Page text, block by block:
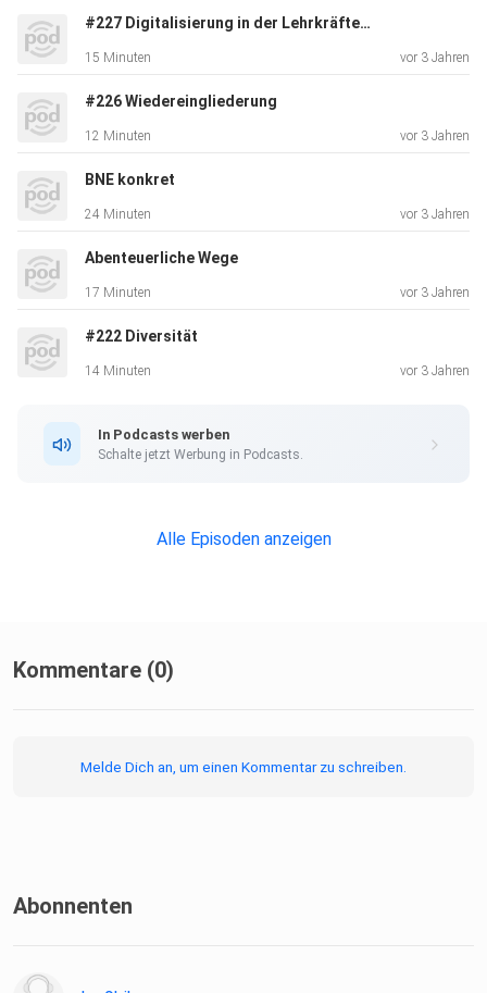
Erstsemester bis
zum Profi.
#227 Digitalisierung in der Lehrkräfteausbildung
15 Minuten vor 3 Jahren
#226 Wiedereingliederung
12 Minuten vor 3 Jahren
BNE konkret
24 Minuten vor 3 Jahren
Abenteuerliche Wege
17 Minuten vor 3 Jahren
#222 Diversität
14 Minuten vor 3 Jahren
In Podcasts werben
Schalte jetzt Werbung in Podcasts.
Alle Episoden anzeigen
Kommentare (0)
Melde Dich an, um einen Kommentar zu schreiben.
Abonnenten